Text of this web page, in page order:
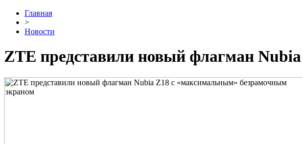
Главная
>
Новости
ZTE представили новый флагман